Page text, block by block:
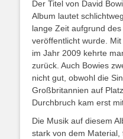
Der Titel von David
Album lautet
lange Zeit aufgrund
veröffentlicht wurde.
im Jahr 2009 kehrte
zurück. Auch Bowies
nicht gut, obwohl die
Großbritannien auf
Durchbruch kam erst
Die Musik auf diesem
stark von dem Material,